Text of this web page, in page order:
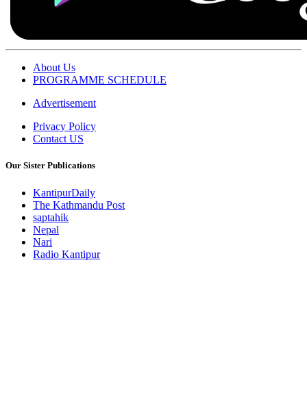
About Us
PROGRAMME SCHEDULE
Advertisement
Privacy Policy
Contact US
Our Sister Publications
KantipurDaily
The Kathmandu Post
saptahik
Nepal
Nari
Radio Kantipur